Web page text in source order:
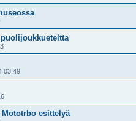
03:49
esittelyä